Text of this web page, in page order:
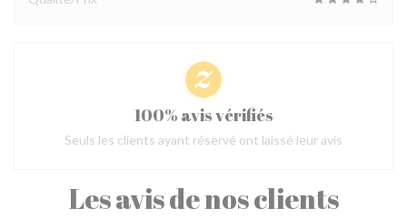
Les avis de nos clients
100% avis vérifiés
Seuls les clients ayant réservé ont laissé leur avis